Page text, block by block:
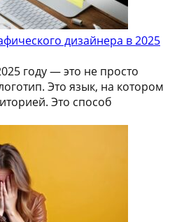
дизайнера в 2025
году — это не просто
Это язык, на котором
Это способ